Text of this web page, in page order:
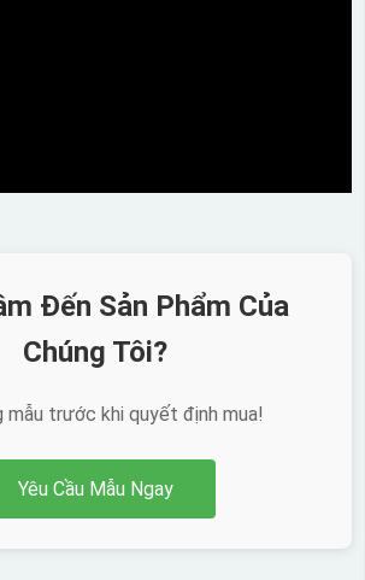
Đến Sản Phẩm Của
Chúng Tôi?
mẫu trước khi quyết định mua!
Yêu Cầu Mẫu Ngay